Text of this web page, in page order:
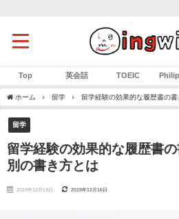
Top 英会話 TOEIC
ホーム 留学 留学経験の効果的な履歴書の
留学
留学経験の効果的な履歴書
別の書き方とは
2019年12月13日 2019年12月16日